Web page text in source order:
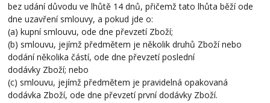
bez udání důvodu ve lhůtě 14 dnů, přičemž tato lhůta běží ode
dne uzavření smlouvy, a pokud jde o:
(a) kupní smlouvu, ode dne převzetí Zboží;
(b) smlouvu, jejímž předmětem je několik druhů Zboží nebo
dodání několika částí, ode dne převzetí poslední
dodávky Zboží; nebo
(c) smlouvu, jejímž předmětem je pravidelná opakovaná
dodávka Zboží, ode dne převzetí první dodávky Zboží.